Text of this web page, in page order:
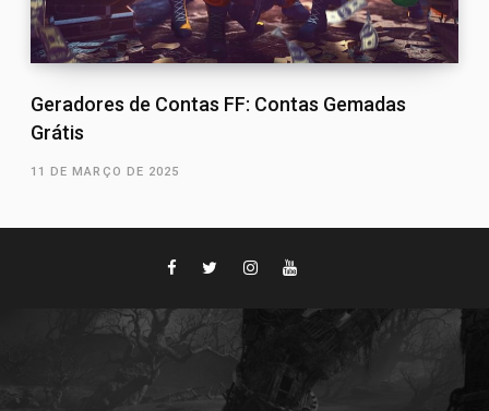
Geradores de Contas FF: Contas Gemadas
Grátis
11 DE MARÇO DE 2025